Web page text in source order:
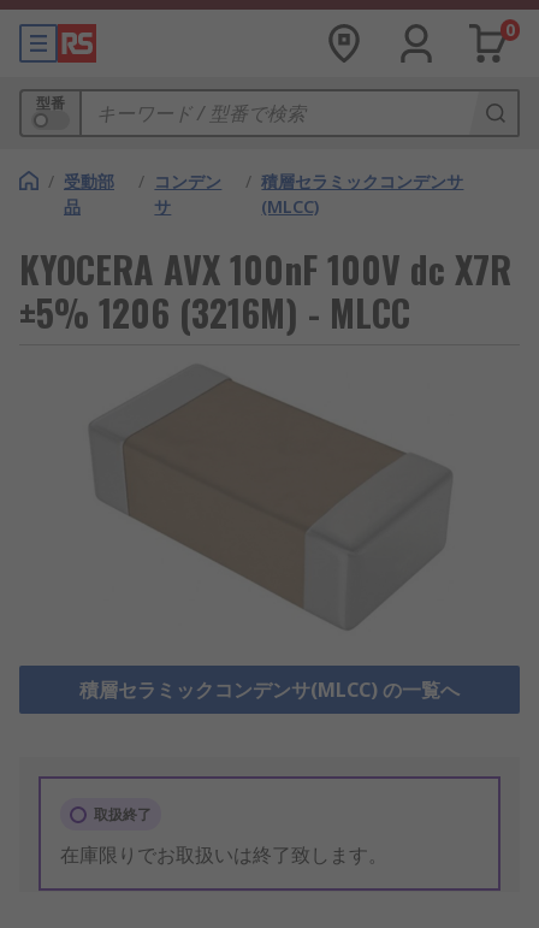
0
型番
/ 受動部
品
/ コンデン
サ
/ 積層セラミックコンデンサ
(MLCC)
KYOCERA AVX 100nF 100V dc X7R
±5% 1206 (3216M) - MLCC
積層セラミックコンデンサ(MLCC) の一覧へ
取扱終了
在庫限りでお取扱いは終了致します。